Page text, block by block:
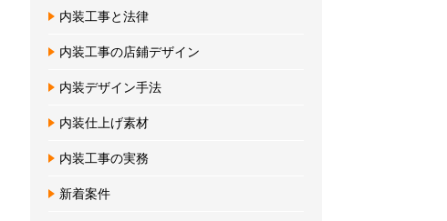
内装工事と法律
内装工事の店鋪デザイン
内装デザイン手法
内装仕上げ素材
内装工事の実務
新着案件